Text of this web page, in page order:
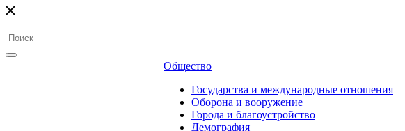
Общество
Государства и международные отношения
Оборона и вооружение
Города и благоустройство
Демография